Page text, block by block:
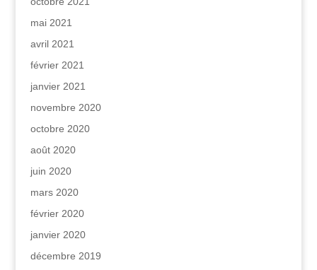
mai 2021
avril 2021
février 2021
janvier 2021
novembre 2020
octobre 2020
août 2020
juin 2020
mars 2020
février 2020
janvier 2020
décembre 2019